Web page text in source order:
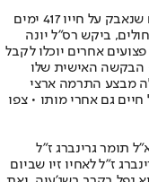
חייו 417 ימים
החולים, ביקש רס"ל יונה
אחרים יוכלו לקבל
הבקשה האישית שלו
מבצע התרמה ארצי
גם אחרי מותו • צפו
תומר גרינברג ז"ל
ז"ל לאחיו זיו שביום